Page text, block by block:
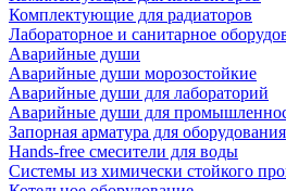
Комплектующие для радиаторов
Лабораторное и санитарное
Аварийные души
Аварийные души морозостойкие
Аварийные души для лабораторий
Аварийные души для
Запорная арматура для оборудования
Hands-free смесители для воды
Системы из химически стойкого